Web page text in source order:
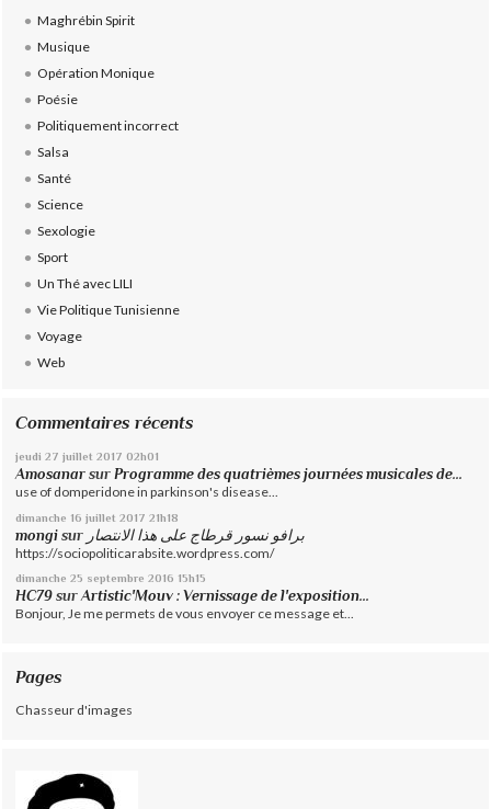
Maghrébin Spirit
Musique
Opération Monique
Poésie
Politiquement incorrect
Salsa
Santé
Science
Sexologie
Sport
Un Thé avec LILI
Vie Politique Tunisienne
Voyage
Web
Commentaires récents
jeudi 27 juillet 2017 02h01
Amosanar surProgramme des quatrièmes journées musicales de...
use of domperidone in parkinson's disease...
dimanche 16 juillet 2017 21h18
mongi sur برافو نسور قرطاج على هذا الانتصار
https://sociopoliticarabsite.wordpress.com/
dimanche 25 septembre 2016 15h15
HC79 surArtistic'Mouv : Vernissage de l'exposition...
Bonjour, Je me permets de vous envoyer ce message et...
Pages
Chasseur d'images